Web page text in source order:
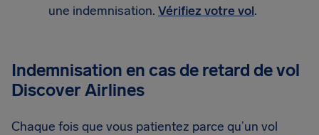
une indemnisation. Vérifiez votre vol.
Indemnisation en cas de retard de vol
Discover Airlines
Chaque fois que vous patientez parce qu’un vol